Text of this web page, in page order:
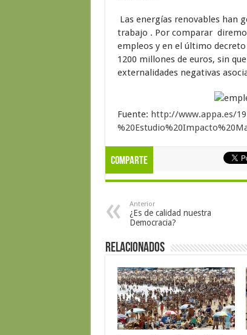
Las energías renovables han
trabajo . Por comparar
empleos y en el último
1200 millones de euros, sin
externalidades negativas
Fuente: http://www.appa.es/
Comparte
Anterior
¿Es de calidad nuestra
Democracia?
Relacionados